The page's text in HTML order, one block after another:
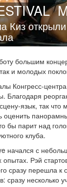
Киз
большим
и молодых
Конгресс-
Благодаря
язык, так
оценить
бы парит над
клуба.
начался с
Рэй
сразу перешла
несколько